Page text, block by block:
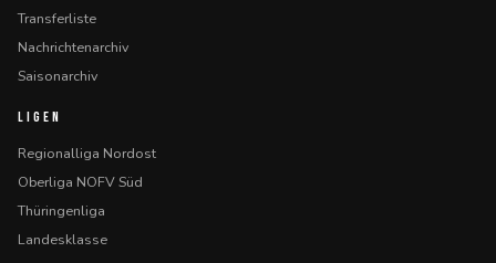
Transferliste
Nachrichtenarchiv
Saisonarchiv
LIGEN
Regionalliga Nordost
Oberliga NOFV Süd
Thüringenliga
Landesklasse